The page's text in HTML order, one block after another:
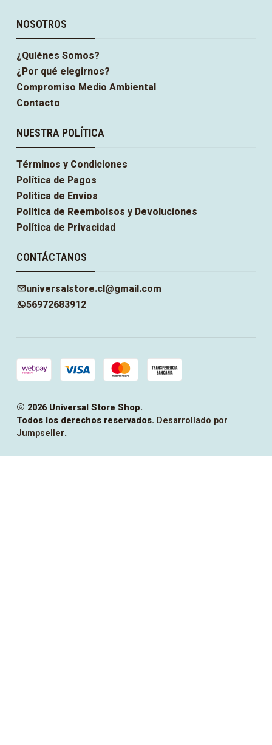
NOSOTROS
¿Quiénes Somos?
¿Por qué elegirnos?
Compromiso Medio Ambiental
Contacto
NUESTRA POLÍTICA
Términos y Condiciones
Política de Pagos
Política de Envíos
Política de Reembolsos y Devoluciones
Política de Privacidad
CONTÁCTANOS
universalstore.cl@gmail.com
56972683912
2026 Universal Store Shop.
Todos los derechos reservados. Desarrollado por
Jumpseller.